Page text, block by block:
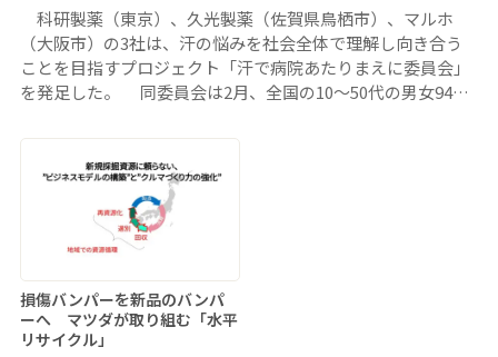
科研製薬（東京）、久光製薬（佐賀県鳥栖市）、マルホ
（大阪市）の3社は、汗の悩みを社会全体で理解し向き合う
ことを目指すプロジェクト「汗で病院あたりまえに委員会」
を発足した。 同委員会は2月、全国の10～50代の男女94…
損傷バンパーを新品のバンパ
ーへ マツダが取り組む「水平
リサイクル」